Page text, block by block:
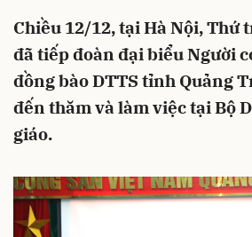
Chiều 12/12, tại Hà Nội, Thứ
đã tiếp đoàn đại biểu Người
đồng bào DTTS tỉnh Quảng
đến thăm và làm việc tại Bộ
giáo.